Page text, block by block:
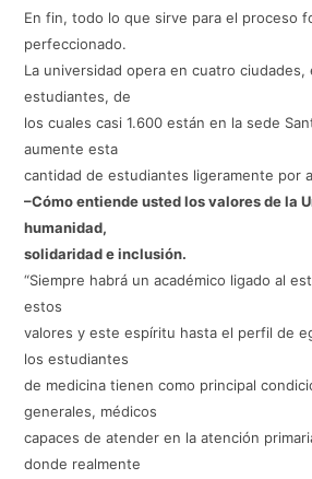
En fin, todo lo que sirve para el proceso
perfeccionado.
La universidad opera en cuatro
estudiantes, de
los cuales casi 1.600 están en la sede
aumente esta
cantidad de estudiantes ligeramente por
–Cómo entiende usted los valores de la
humanidad,
solidaridad e inclusión.
“Siempre habrá un académico ligado al
estos
valores y este espíritu hasta el perfil de
los estudiantes
de medicina tienen como principal
generales, médicos
capaces de atender en la atención
donde realmente